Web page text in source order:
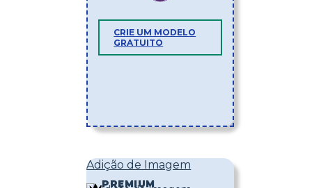
CRIE UM MODELO
GRATUITO
Adição de Imagem
PREMIUM